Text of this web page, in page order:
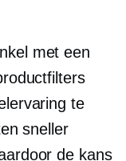
met een
te
sneller
de kans